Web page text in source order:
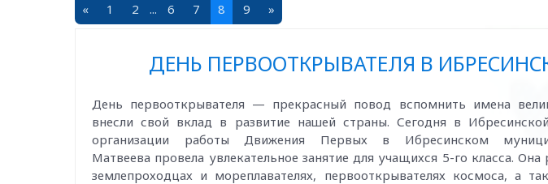
« 1 2 ... 6 7 8 9 »
ДЕНЬ ПЕРВООТКРЫВАТЕЛЯ В
День первооткрывателя — прекрасный повод вспомнить имена
внесли свой вклад в развитие нашей страны. Сегодня в
организации работы Движения Первых в Ибресинском
Матвеева провела увлекательное занятие для учащихся 5-го класса.
землепроходцах и мореплавателях, первооткрывателях космоса, а